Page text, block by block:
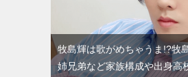
牧島輝は歌がめちゃうま!?牧
姉兄弟など家族構成や出身高